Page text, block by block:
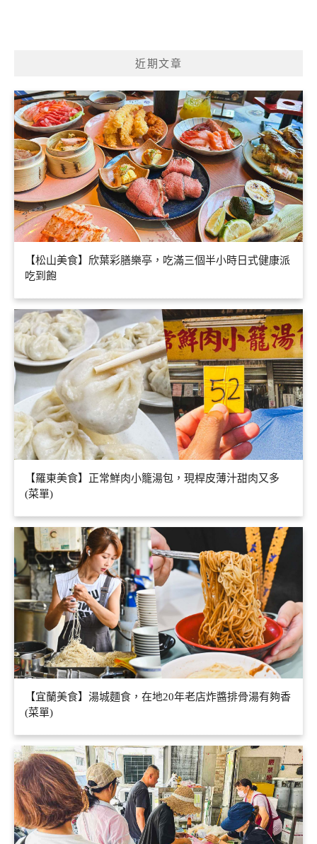
近期文章
【松山美食】欣葉彩膳樂亭，吃滿三個半小時日式健康派
吃到飽
【羅東美食】正常鮮肉小籠湯包，現桿皮薄汁甜肉又多
(菜單)
【宜蘭美食】湯城麵食，在地20年老店炸醬排骨湯有夠香
(菜單)